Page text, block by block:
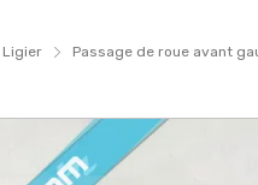
Ligier Passage de roue avant